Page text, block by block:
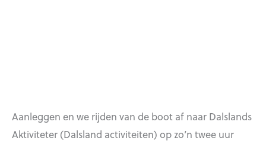
Aanleggen en we rijden van de boot af naar Dalslands
Aktiviteter (Dalsland activiteiten) op zo’n twee uur